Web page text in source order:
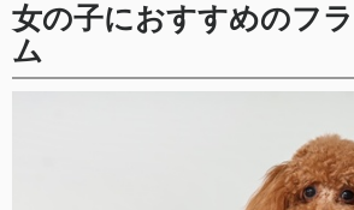
女の子におすすめのフ
ム